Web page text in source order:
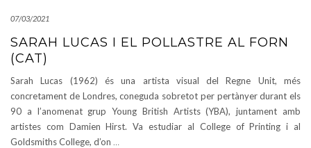
07/03/2021
SARAH LUCAS I EL POLLASTRE AL FORN
(CAT)
Sarah Lucas (1962) és una artista visual del Regne Unit, més
concretament de Londres, coneguda sobretot per pertànyer durant els
90 a l’anomenat grup Young British Artists (YBA), juntament amb
artistes com Damien Hirst. Va estudiar al College of Printing i al
Goldsmiths College, d’on …